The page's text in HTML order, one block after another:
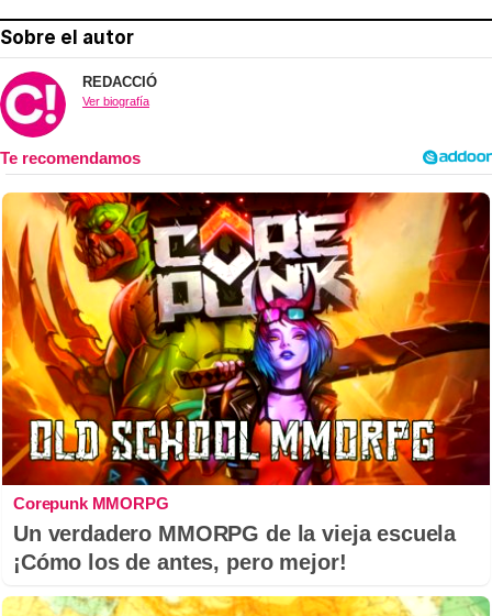
Sobre el autor
REDACCIÓ
Ver biografía
Corepunk MMORPG
Un verdadero MMORPG de la vieja escuela
¡Cómo los de antes, pero mejor!